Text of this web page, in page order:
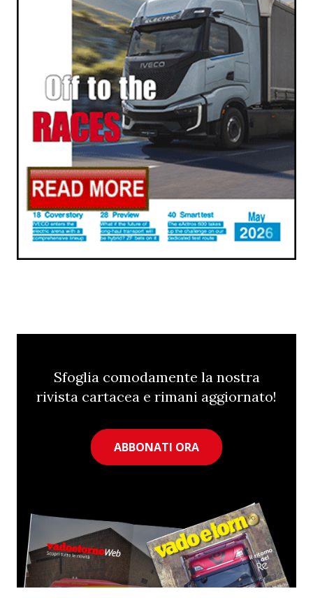
Sfoglia comodamente la nostra
rivista cartacea e rimani aggiornato!
ABBONATI ORA